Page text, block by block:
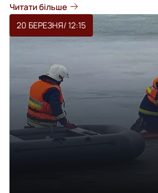
Читати більше
20 БЕРЕЗНЯ/ 12:15